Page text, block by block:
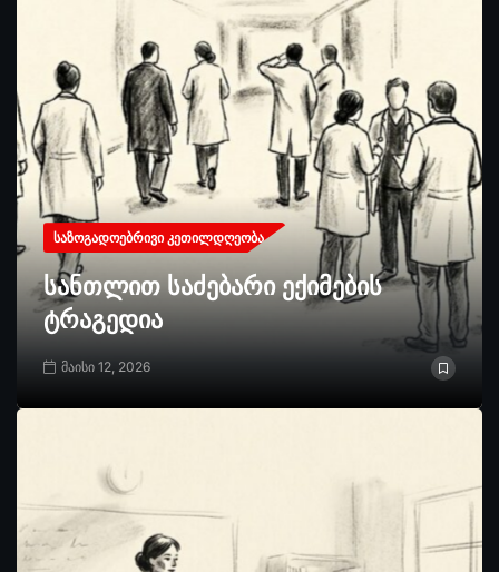
ᲡᲐᲖᲝᲒᲐᲓᲝᲔᲑᲠᲘᲕᲘ ᲙᲔᲗᲘᲚᲓᲦᲔᲝᲑᲐ
სანთლით საძებარი ექიმების
ტრაგედია
მაისი 12, 2026